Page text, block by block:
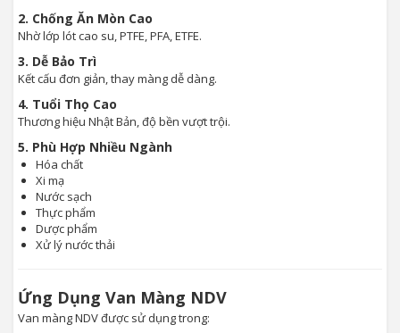
2. Chống Ăn Mòn Cao
Nhờ lớp lót cao su, PTFE, PFA, ETFE.
3. Dễ Bảo Trì
Kết cấu đơn giản, thay màng dễ dàng.
4. Tuổi Thọ Cao
Thương hiệu Nhật Bản, độ bền vượt trội.
5. Phù Hợp Nhiều Ngành
Hóa chất
Xi mạ
Nước sạch
Thực phẩm
Dược phẩm
Xử lý nước thải
Ứng Dụng Van Màng NDV
Van màng NDV được sử dụng trong: